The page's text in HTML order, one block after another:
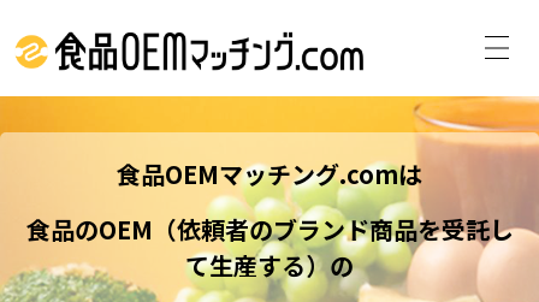
食品OEMマッチング.comは
食品のOEM（依頼者のブランド商品を受託し
て生産する）の